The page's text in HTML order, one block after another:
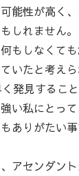
能性が高く
しれません。
もしなくて
いたと考え
発見すること
い私にとっ
ありがたい事
アセンダント